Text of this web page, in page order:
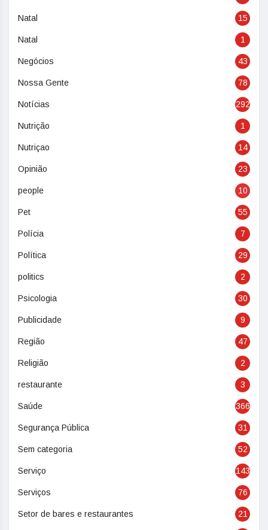
Natal 15
Natal 1
Negócios 43
Nossa Gente 78
Notícias 292
Nutrição 1
Nutriçao 14
Opinião 23
people 10
Pet 55
Polícia 7
Política 29
politics 2
Psicologia 30
Publicidade 9
Região 47
Religião 2
restaurante 3
Saúde 366
Segurança Pública 31
Sem categoria 52
Serviço 143
Serviços 76
Setor de bares e restaurantes 21